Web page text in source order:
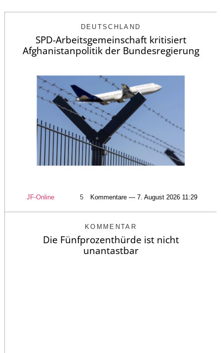
DEUTSCHLAND
SPD-Arbeitsgemeinschaft kritisiert
Afghanistanpolitik der Bundesregierung
JF-Online 5 Kommentare — 7. August 2026 11:29
KOMMENTAR
Die Fünfprozenthürde ist nicht
unantastbar